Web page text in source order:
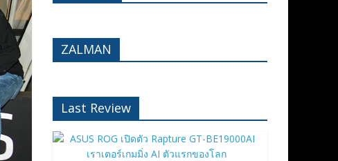
ZALMAN
Last Review